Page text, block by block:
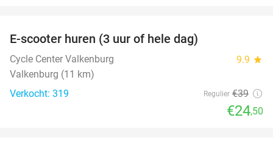
E-scooter huren (3 uur of hele dag)
Cycle Center Valkenburg 9.9 star
Valkenburg (11 km)
Verkocht: 319
Regulier €39
€24,50